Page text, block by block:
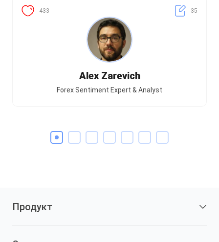
433 35
Alex Zarevich
Forex Sentiment Expert & Analyst
Продукт